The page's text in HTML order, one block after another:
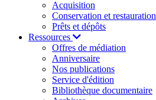
Acquisition
Conservation et restauration
Prêts et dépôts
Ressources
Offres de médiation
Anniversaire
Nos publications
Service d'édition
Bibliothèque documentaire